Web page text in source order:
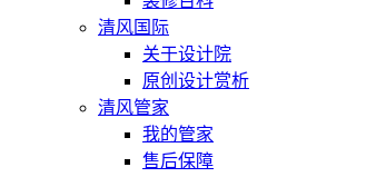
清风国际
关于设计院
原创设计赏析
清风管家
我的管家
售后保障